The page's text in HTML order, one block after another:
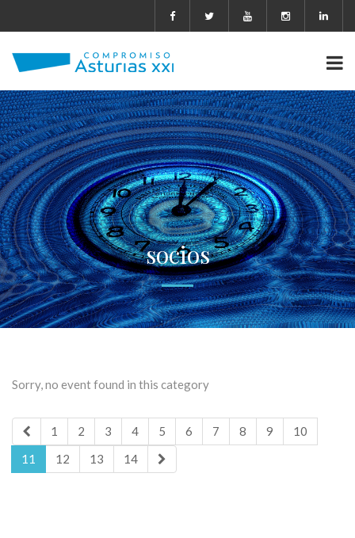
socios
Sorry, no event found in this category
1 2 3 4 5 6 7 8 9
10
11
12 13 14